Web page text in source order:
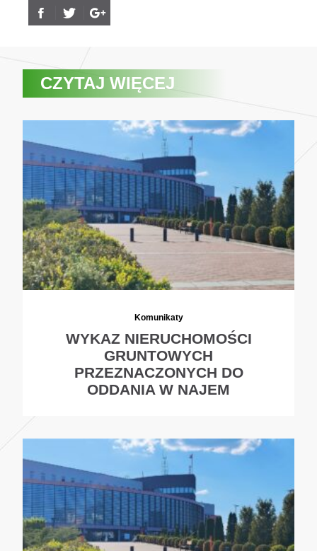
CZYTAJ WIĘCEJ
Komunikaty
WYKAZ NIERUCHOMOŚCI
GRUNTOWYCH
PRZEZNACZONYCH DO
ODDANIA W NAJEM